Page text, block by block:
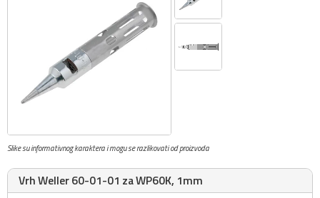
Slike su informativnog karaktera i mogu se razlikovati od proizvoda
Vrh Weller 60-01-01 za WP60K, 1mm